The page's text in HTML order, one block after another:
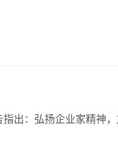
出：弘扬企业家精神，